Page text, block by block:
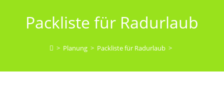
Packliste für Radurlaub
> Planung > Packliste für Radurlaub >